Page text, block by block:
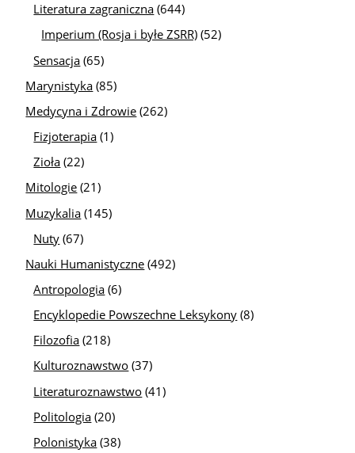
Literatura zagraniczna (644)
Imperium (Rosja i byłe ZSRR) (52)
Sensacja (65)
Marynistyka (85)
Medycyna i Zdrowie (262)
Fizjoterapia (1)
Zioła (22)
Mitologie (21)
Muzykalia (145)
Nuty (67)
Nauki Humanistyczne (492)
Antropologia (6)
Encyklopedie Powszechne Leksykony (8)
Filozofia (218)
Kulturoznawstwo (37)
Literaturoznawstwo (41)
Politologia (20)
Polonistyka (38)